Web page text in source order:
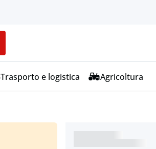
Trasporto e logistica Agricoltura